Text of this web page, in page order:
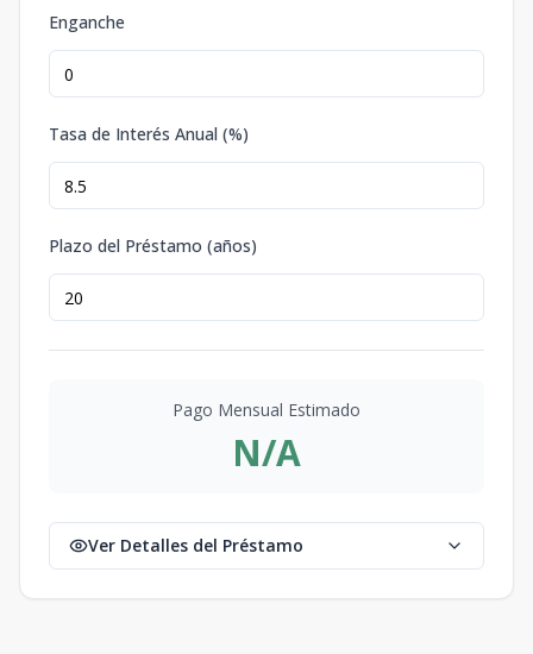
Enganche
Tasa de Interés Anual (%)
Plazo del Préstamo (años)
Pago Mensual Estimado
N/A
Ver Detalles del Préstamo